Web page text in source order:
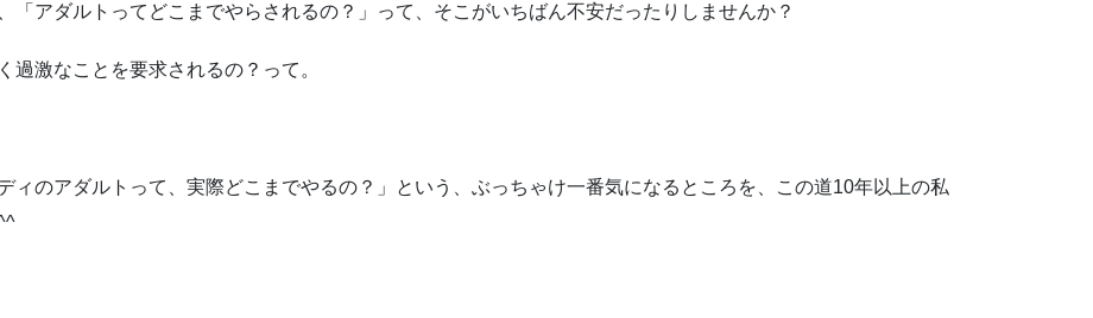
「アダルトってどこまでやらされるの？」って、そこがいちばん不安だったりしませんか？
激なことを要求されるの？って。
ィのアダルトって、実際どこまでやるの？」という、ぶっちゃけ一番気になるところを、この道10年以上の私